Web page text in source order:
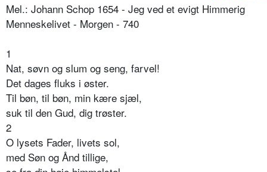
Mel.: Johann Schop 1654 - Jeg ved et evigt Himmerig
Menneskelivet - Morgen - 740
1
Nat, søvn og slum og seng, farvel!
Det dages fluks i øster.
Til bøn, til bøn, min kære sjæl,
suk til den Gud, dig trøster.
2
O lysets Fader, livets sol,
med Søn og Ånd tillige,